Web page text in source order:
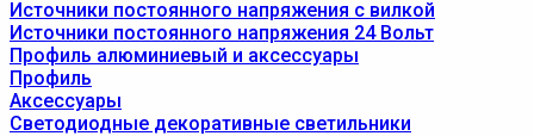
Источники постоянного напряжения с вилкой
Источники постоянного напряжения 24 Вольт
Профиль алюминиевый и аксессуары
Профиль
Аксессуары
Светодиодные декоративные светильники